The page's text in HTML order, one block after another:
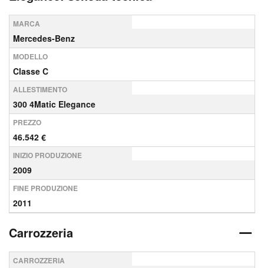
MARCA
Mercedes-Benz
MODELLO
Classe C
ALLESTIMENTO
300 4Matic Elegance
PREZZO
46.542 €
INIZIO PRODUZIONE
2009
FINE PRODUZIONE
2011
Carrozzeria
CARROZZERIA